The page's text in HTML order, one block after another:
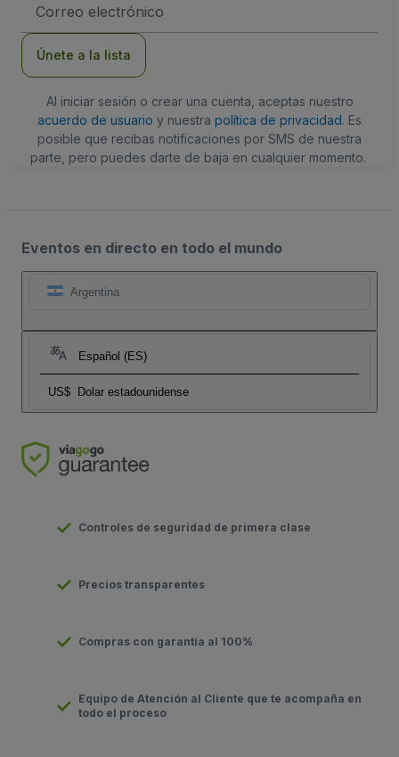
de
Únete a la lista
Al iniciar sesión o crear una cuenta, aceptas nuestro
acuerdo de usuario y nuestra política de privacidad. Es
posible que recibas notificaciones por SMS de nuestra
parte, pero puedes darte de baja en cualquier momento.
Eventos en directo en todo el mundo
Argentina
Español (ES)
US$ Dolar estadounidense
Controles de seguridad de primera clase
Precios transparentes
Compras con garantía al 100%
Equipo de Atención al Cliente que te acompaña en
todo el proceso